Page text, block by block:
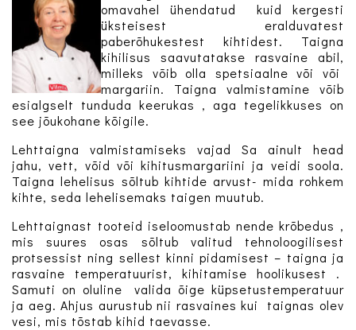
omavahel ühendatud kuid kergesti
üksteisest eralduvatest
paberõhukestest kihtidest. Taigna
kihilisus saavutatakse rasvaine abil,
milleks võib olla spetsiaalne või või
margariin. Taigna valmistamine võib
esialgselt tunduda keerukas , aga tegelikkuses on
see jõukohane kõigile.
Lehttaigna valmistamiseks vajad Sa ainult head
jahu, vett, võid või kihitusmargariini ja veidi soola.
Taigna lehelisus sõltub kihtide arvust- mida rohkem
kihte, seda lehelisemaks taigen muutub.
Lehttaignast tooteid iseloomustab nende krõbedus ,
mis suures osas sõltub valitud tehnoloogilisest
protsessist ning sellest kinni pidamisest – taigna ja
rasvaine temperatuurist, kihitamise hoolikusest .
Samuti on oluline valida õige küpsetustemperatuur
ja aeg. Ahjus aurustub nii rasvaines kui taignas olev
vesi, mis tõstab kihid taevasse.